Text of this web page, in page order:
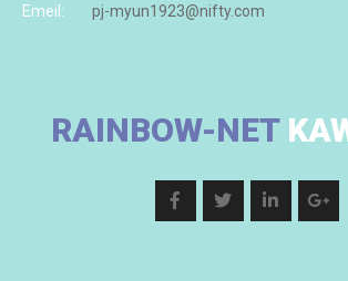
Emeil:
pj-myun1923@nifty.com
RAINBOW-NET